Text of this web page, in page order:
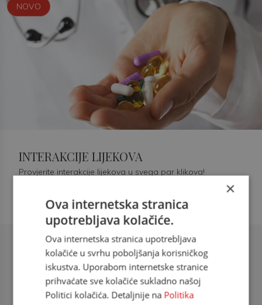
Šećerna bolest tip 2 = kardiovaskularna
doc. dr. sc. Višnja Kokić Maleš,
dr.med., specijalististica
NOVO
INTERAKCIJE LIJEKOVA
Provjerite interakcije lijekova u svega par klikova!
×
Ova internetska stranica
upotrebljava kolačiće.
Ova internetska stranica upotrebljava
kolačiće u svrhu poboljšanja korisničkog
iskustva. Uporabom internetske stranice
prihvaćate sve kolačiće sukladno našoj
Politici kolačića. Detaljnije na Politika